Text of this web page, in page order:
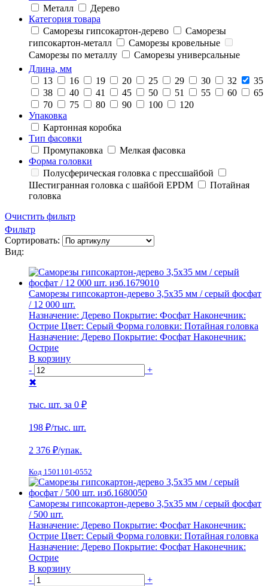
Металл
Дерево
Категория товара
Саморезы гипсокартон-дерево
Саморезы
гипсокартон-металл
Саморезы кровельные
Саморезы по металлу
Саморезы универсальные
Длина, мм
13
16 19 20 25 29 30 32
35
38
40 41 45 50 51 55 60
65
70
75 80 90 100
120
Упаковка
Картонная коробка
Тип фасовки
Промупаковка
Мелкая фасовка
Форма головки
Полусферическая головка с прессшайбой
Шестигранная головка с шайбой EPDM
Потайная
головка
Очистить фильтр
Фильтр
Сортировать:
Вид:
Саморезы гипсокартон-дерево 3,5х35 мм / серый фосфат
/ 12 000 шт.
Назначение: Дерево Покрытие: Фосфат Наконечник:
Острие Цвет: Серый Форма головки: Потайная головка
Назначение: Дерево Покрытие: Фосфат Наконечник:
Острие
В корзину
-
+
✖
тыс. шт. за 0 ₽
198 ₽/тыс. шт.
2 376 ₽/упак.
Код 1501101-0552
Саморезы гипсокартон-дерево 3,5х35 мм / серый фосфат
/ 500 шт.
Назначение: Дерево Покрытие: Фосфат Наконечник:
Острие Цвет: Серый Форма головки: Потайная головка
Назначение: Дерево Покрытие: Фосфат Наконечник:
Острие
В корзину
-
+